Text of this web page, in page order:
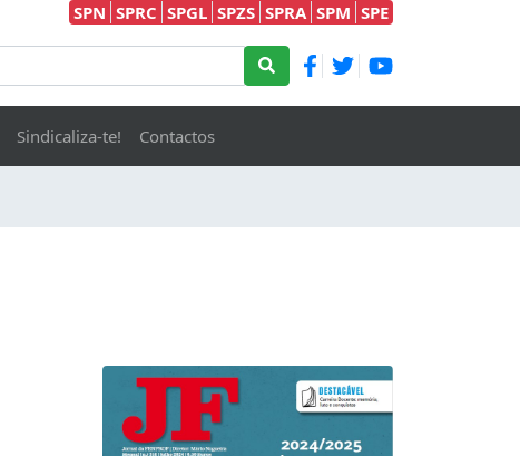
SPN SPRC SPGL SPZS SPRA SPM SPE
Sindicaliza-te! Contactos